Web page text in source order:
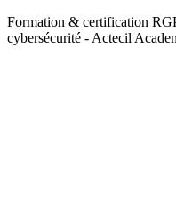
Formation & certification
cybersécurité - Actecil